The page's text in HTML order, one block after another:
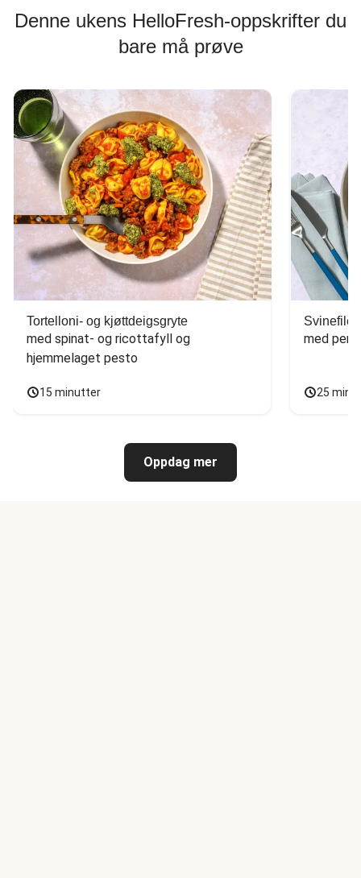
Denne ukens HelloFresh-oppskrifter du
bare må prøve
Tortelloni- og kjøttdeigsgryte
med spinat- og ricottafyll og
hjemmelaget pesto
15 minutter
Svinefilet
med
25
Oppdag mer